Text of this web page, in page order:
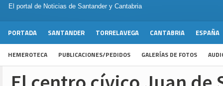
El portal de Noticias de Santander y Cantabria
PORTADA SANTANDER TORRELAVEGA CANTABRIA ESPAÑA
HEMEROTECA PUBLICACIONES/PEDIDOS GALERÍAS DE FOTOS